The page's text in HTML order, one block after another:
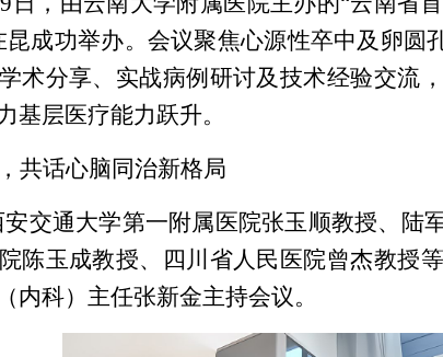
昆成功举办。会议聚焦心源性卒中及卵圆
术分享、实战病例研讨及技术经验交流
基层医疗能力跃升。
共话心脑同治新格局
交通大学第一附属医院张玉顺教授、陆
陈玉成教授、四川省人民医院曾杰教授
内科）主任张新金主持会议。